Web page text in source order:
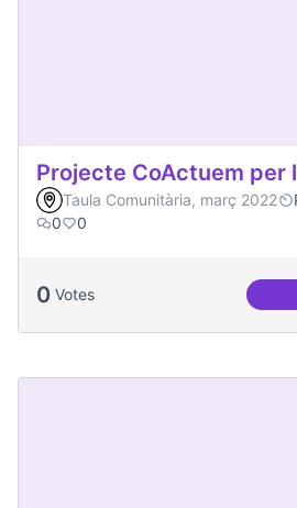
Projecte CoActuem per
Taula Comunitària, març 2022
0
0
0 Votes